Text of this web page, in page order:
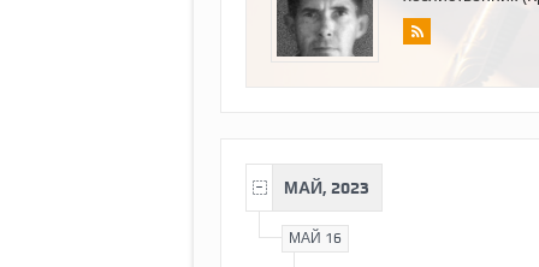
МАЙ, 2023
МАЙ 16